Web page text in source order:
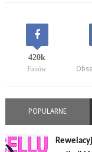
420k
Fanów
POPULARNE